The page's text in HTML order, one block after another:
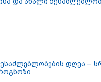
ამერიკულ
უარს ამბობენ
დღეა –